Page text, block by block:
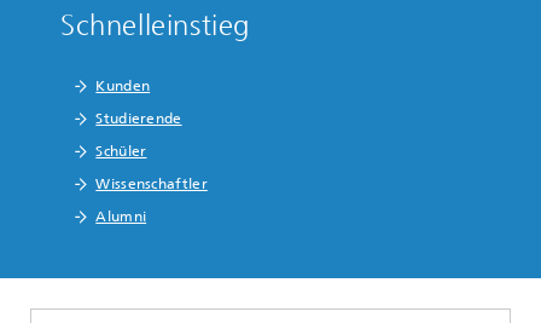
Schnelleinstieg
Kunden
Studierende
Schüler
Wissenschaftler
Alumni